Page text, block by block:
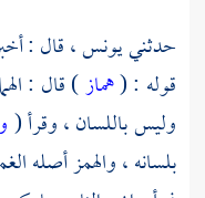
حدثنييونس ،قال :
قوله : (هماز) قال :
وليس باللسان ، وقرأ (
بلسانه ، والهمز أصله